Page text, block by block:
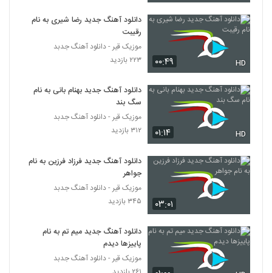
۰۰:۴۹ HD
دانلود آهنگ جدید رضا شیری به نام
رقیبت
موزیک قیر - دانلود آهنگ جدبد
۲۲۳ بازدید
۰۱:۱۴ HD
دانلود آهنگ جدید بهنام بانی به نام
سگ بند
موزیک قیر - دانلود آهنگ جدبد
۳۱۲ بازدید
۰۳:۰۱
دانلود آهنگ جدید فرزاد فرزین به نام
جواهر
موزیک قیر - دانلود آهنگ جدبد
۳۴۵ بازدید
دانلود آهنگ جدید میم تم به نام
پاییزها دیدم
موزیک قیر - دانلود آهنگ جدبد